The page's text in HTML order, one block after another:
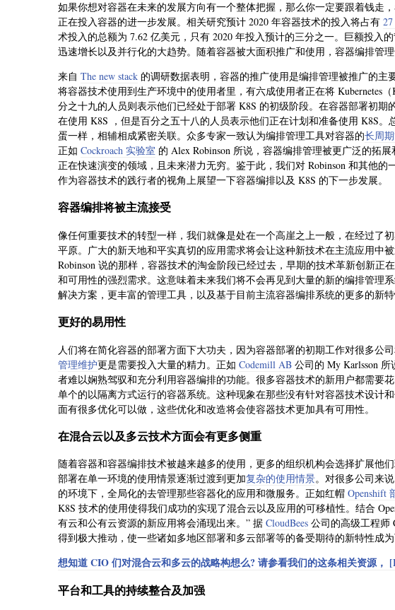
如果你想对容器在未来的发展方向有一个整体把握，那么你一定要跟着钱走
正在投入容器的进一步发展。相关研究预计 2020 年容器技术的投入将占有
术投入的总额为 7.62 亿美元，只有 2020 年投入预计的三分之一。巨额投入
迅速增长以及并行化的大趋势。随着容器被大面积推广和使用，容器编排管
来自 The new stack 的调研数据表明，容器的推广使用是编排管理被推广的
将容器技术使用到生产环境中的使用者里，有六成使用者正在将 Kubernetes
分之十九的人员则表示他们已经处于部署 K8S 的初级阶段。在容器部署初
在使用 K8S ，但是百分之五十八的人员表示他们正在计划和准备使用 K8S。
蛋一样，相辅相成紧密关联。众多专家一致认为编排管理工具对容器的长周
正如 Cockroach 实验室 的 Alex Robinson 所说，容器编排管理被更广泛的拓
正在快速演变的领域，且未来潜力无穷。鉴于此，我们对 Robinson 和其他
作为容器技术的践行者的视角上展望一下容器编排以及 K8S 的下一步发展。
容器编排将被主流接受
像任何重要技术的转型一样，我们就像是处在一个高崖之上一般，在经过了
平原。广大的新天地和平实真切的应用需求将会让这种新技术在主流应用中
Robinson 说的那样，容器技术的淘金阶段已经过去，早期的技术革新创新正
和可用性的强烈需求。这意味着未来我们将不会再见到大量的新的编排管理
解决方案，更丰富的管理工具，以及基于目前主流容器编排系统的更多的新特
更好的易用性
人们将在简化容器的部署方面下大功夫，因为容器部署的初期工作对很多公
管理维护更是需要投入大量的精力。正如 Codemill AB 公司的 My Karlsson
者难以娴熟驾驭和充分利用容器编排的功能。很多容器技术的新用户都需要
单个的以隔离方式运行的容器系统。这种现象在那些没有针对容器技术设计
面有很多优化可以做，这些优化和改造将会使容器技术更加具有可用性。
在混合云以及多云技术方面会有更多侧重
随着容器和容器编排技术被越来越多的使用，更多的组织机构会选择扩展他
部署在单一环境的使用情景逐渐过渡到更加复杂的使用情景。对很多公司来
的环境下，全局化的去管理那些容器化的应用和微服务。正如红帽 Openshift
K8S 技术的使用使得我们成功的实现了混合云以及应用的可移植性。结合
有云和公有云资源的新应用将会涌现出来。” 据 CloudBees 公司的高级工程师
得到极大推动，使一些诸如多地区部署和多云部署等的备受期待的新特性成为
想知道 CIO 们对混合云和多云的战略构想么? 请参看我们的这条相关资源，
平台和工具的持续整合及加强